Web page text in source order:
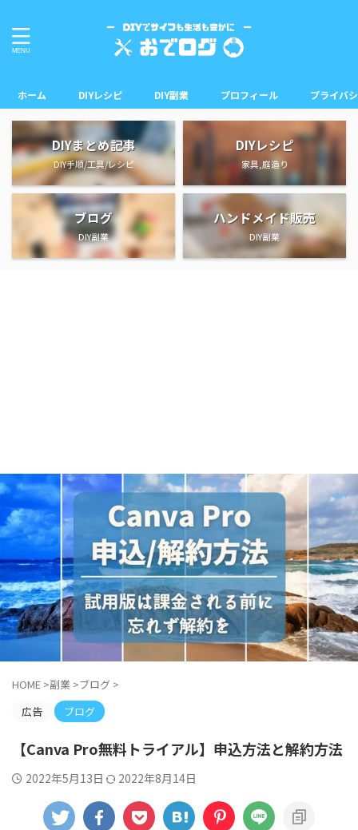
ホーム DIYレシピ DIY副業 プロフィール プライバ
DIYまとめ記事
DIY手順/工具/レシピ
DIYレシピ
家具,庭造り
ブログ
DIY副業
ハンドメイド販売
DIY副業
HOME >副業 >ブログ >
広告
ブログ
【Canva Pro無料トライアル】申込方法と解約方法
2022年5月13日 2022年8月14日